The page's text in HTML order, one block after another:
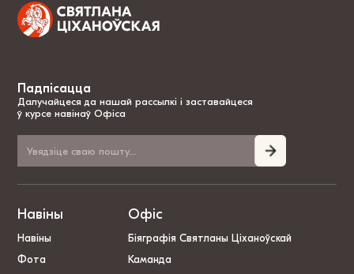
Падпісацца
Далучайцеся да нашай рассылкі і заставайцеся
ў курсе навінаў Офіса
Навіны
Навіны
Фота
Офіс
Біяграфія Святланы Ціханоўскай
Каманда